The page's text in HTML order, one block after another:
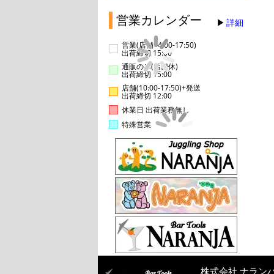
営業カレンダー 詳細
営業(店舗14:00-17:50)
出荷締切 15:00
通販のみ(店舗休)
出荷締切 15:00
店舗(10:00-17:50)+発送
出荷締切 12:00
休業日 出荷業務無し
特殊営業
株式会社 ナラン